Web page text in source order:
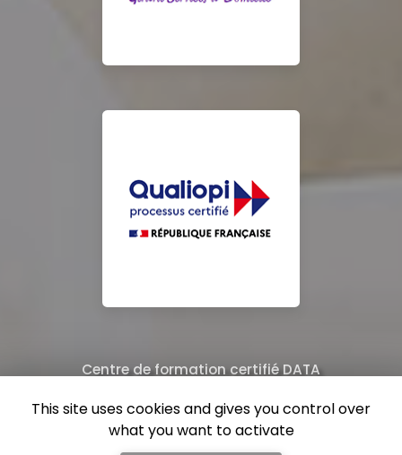
Centre de formation certifié DATA
This site uses cookies and gives you control over
what you want to activate